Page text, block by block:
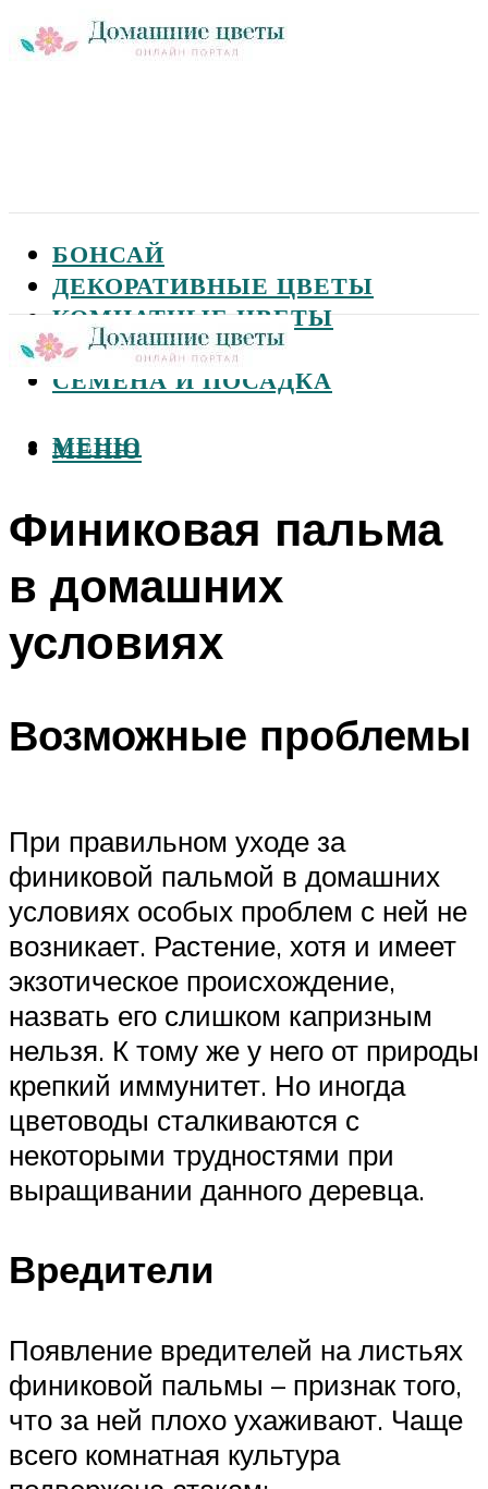
БОНСАЙ
ДЕКОРАТИВНЫЕ ЦВЕТЫ
КОМНАТНЫЕ ЦВЕТЫ
САДОВЫЕ ЦВЕТЫ
СЕМЕНА И ПОСАДКА
МЕНЮ
МЕНЮ
Финиковая пальма
в домашних
условиях
Возможные проблемы
При правильном уходе за
финиковой пальмой в домашних
условиях особых проблем с ней не
возникает. Растение, хотя и имеет
экзотическое происхождение,
назвать его слишком капризным
нельзя. К тому же у него от природы
крепкий иммунитет. Но иногда
цветоводы сталкиваются с
некоторыми трудностями при
выращивании данного деревца.
Вредители
Появление вредителей на листьях
финиковой пальмы – признак того,
что за ней плохо ухаживают. Чаще
всего комнатная культура